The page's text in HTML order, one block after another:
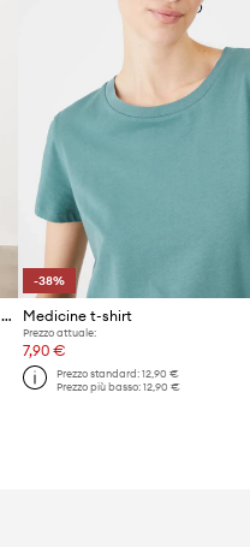
Medicine T-shirt oversize da donna in cotone
-38%
Medicine t-shirt
Prezzo attuale:
7,90 €
Prezzo standard: 12,90 €
Prezzo più basso: 12,90 €